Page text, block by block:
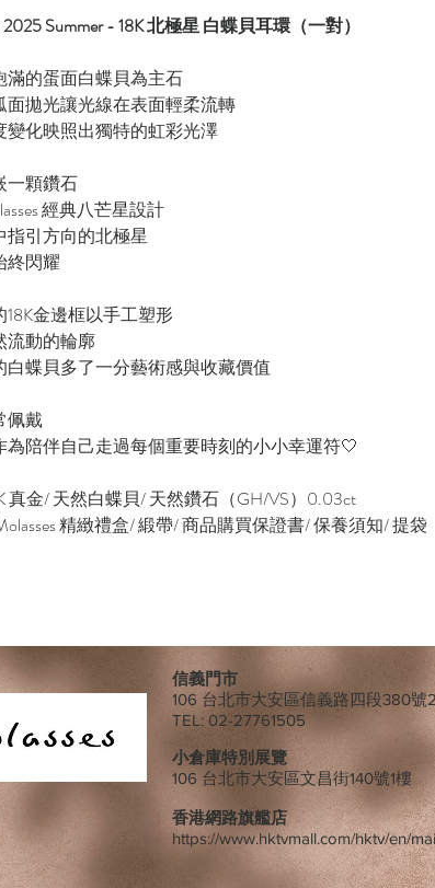
2025 Summer - 18K 北極星 白蝶貝耳環（一對）
滿的蛋面白蝶貝為主石
面拋光讓光線在表面輕柔流轉
變化映照出獨特的虹彩光澤
一顆鑽石
經典八芒星設計
指引方向的北極星
終閃耀
18K金邊框以手工塑形
流動的輪廓
白蝶貝多了一分藝術感與收藏價值
佩戴
為陪伴自己走過每個重要時刻的小小幸運符🤍
真金/ 天然白蝶貝/ 天然鑽石（GH/VS）0.03ct
精緻禮盒/ 緞帶/ 商品購買保證書/ 保養須知/ 提袋
信義門市
106 台北市大安區信義路四段380號
TEL: 02-27761505
小倉庫特別展覽
106 台北市大安區文昌街140號1樓
香港網路旗艦店
https://www.hktvmall.com/hktv/en/